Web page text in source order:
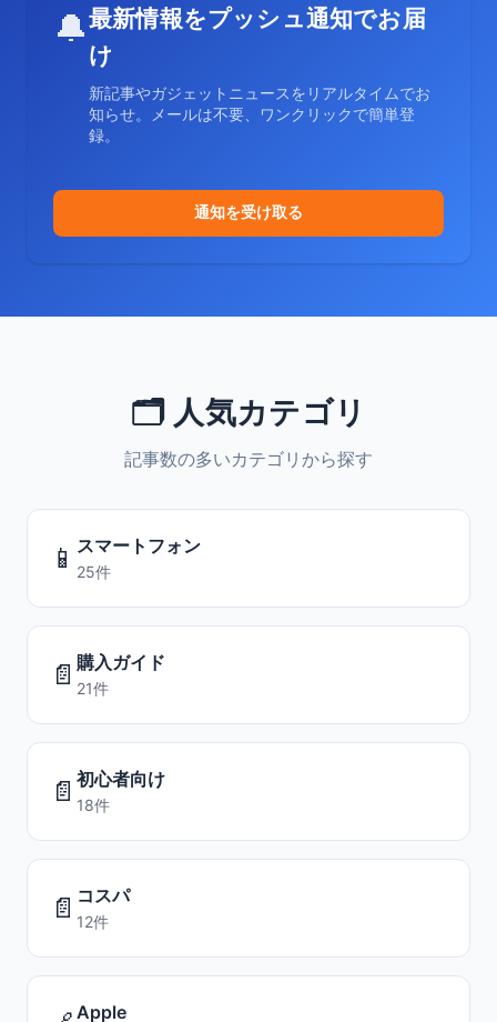
🔔最新情報をプッシュ通知でお届
け
新記事やガジェットニュースをリアルタイムでお
知らせ。メールは不要、ワンクリックで簡単登
録。
通知を受け取る
🗂️ 人気カテゴリ
記事数の多いカテゴリから探す
📱 スマートフォン
25件
📄 購入ガイド
21件
📄 初心者向け
18件
📄 コスパ
12件
Apple